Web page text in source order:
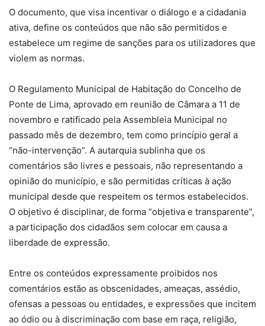
O documento, que visa incentivar o diálogo e a cidadania
ativa, define os conteúdos que não são permitidos e
estabelece um regime de sanções para os utilizadores que
violem as normas.
O Regulamento Municipal de Habitação do Concelho de
Ponte de Lima, aprovado em reunião de Câmara a 11 de
novembro e ratificado pela Assembleia Municipal no
passado mês de dezembro, tem como princípio geral a
“não-intervenção”. A autarquia sublinha que os
comentários são livres e pessoais, não representando a
opinião do município, e são permitidas críticas à ação
municipal desde que respeitem os termos estabelecidos.
O objetivo é disciplinar, de forma “objetiva e transparente”,
a participação dos cidadãos sem colocar em causa a
liberdade de expressão.
Entre os conteúdos expressamente proibidos nos
comentários estão as obscenidades, ameaças, assédio,
ofensas a pessoas ou entidades, e expressões que incitem
ao ódio ou à discriminação com base em raça, religião,